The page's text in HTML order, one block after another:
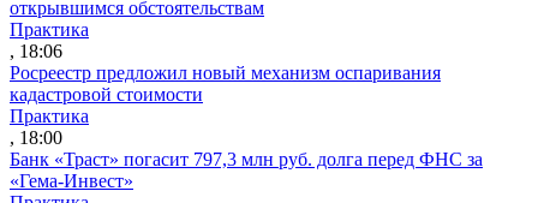
открывшимся обстоятельствам
Практика
, 18:06
Росреестр предложил новый механизм оспаривания
кадастровой стоимости
Практика
, 18:00
Банк «Траст» погасит 797,3 млн руб. долга перед ФНС за
«Гема-Инвест»